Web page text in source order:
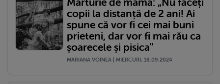
Mărturie de mamă: „Nu faceți
copii la distanță de 2 ani! Ai
spune că vor fi cei mai buni
prieteni, dar vor fi mai rău ca
șoarecele și pisica"
MARIANA VOINEA | MIERCURI, 18.09.2024